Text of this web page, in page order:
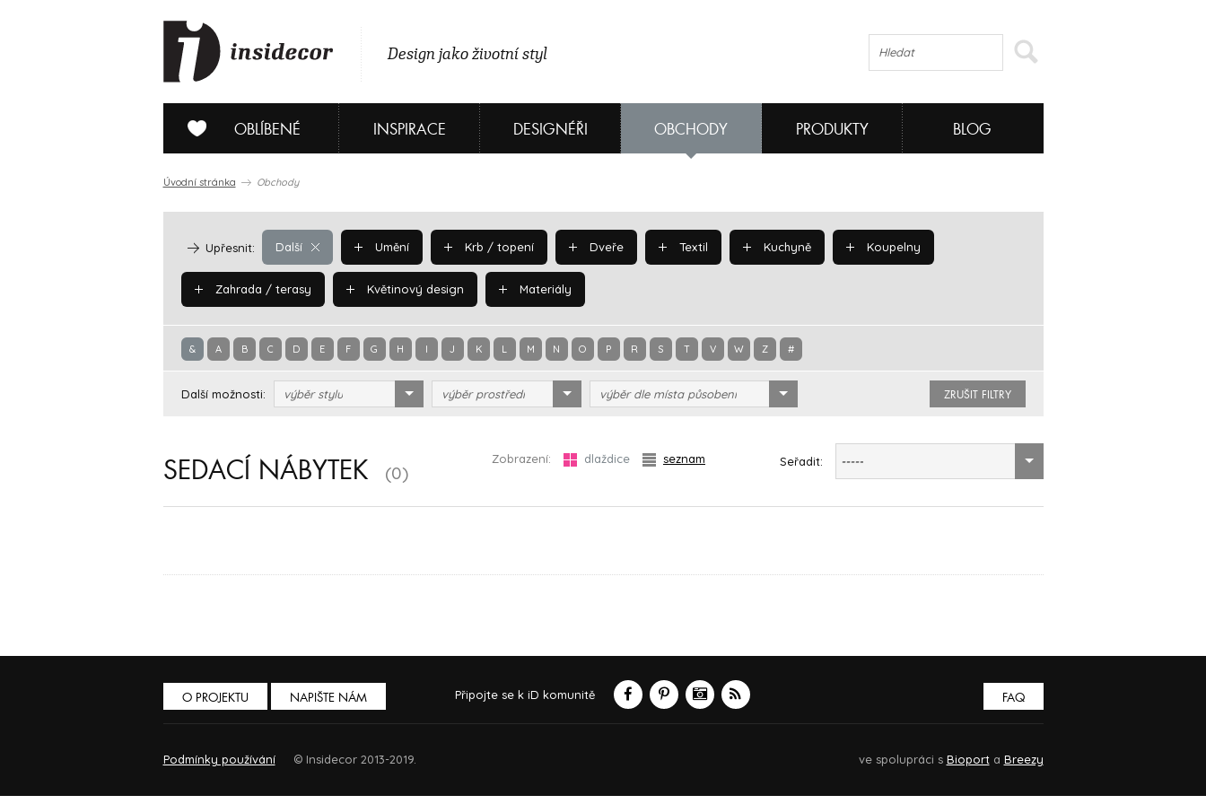
Design jako životní styl
OBLÍBENÉ INSPIRACE DESIGNÉŘI OBCHODY PRODUKTY BLOG
Úvodní stránka Obchody
Další
Upřesnit: Umění Krb / topení Dveře Textil Kuchyně Koupelny
Zahrada / terasy Květinový design Materiály
& A B C D E F G H I J K L M N O P R S T V W Z #
Další možnosti: výběr stylu výběr prostředí výběr dle místa působení ZRUŠIT FILTRY
SEDACÍ NÁBYTEK (0)
Zobrazení: dlaždice seznam Seřadit: -----
O PROJEKTU NAPIŠTE NÁM Připojte se k iD komunitě FAQ
Podmínky používání © Insidecor 2013-2019. ve spolupráci s Bioporta Breezy